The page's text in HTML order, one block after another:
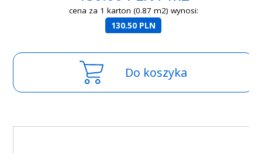
cena za 1 karton (0.87 m2) wynosi:
130.50 PLN
Do koszyka